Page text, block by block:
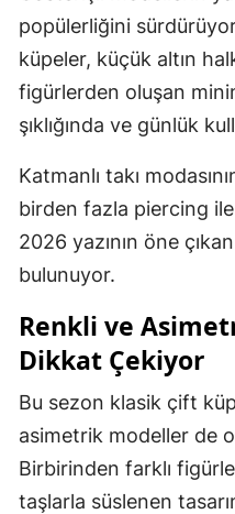
popülerliğini
küpeler, küçük altın
figürlerden oluşan
şıklığında ve günlük
Katmanlı takı
birden fazla piercing ile
2026 yazının öne
bulunuyor.
Renkli ve
Dikkat Çekiyor
Bu sezon klasik çift
asimetrik modeller de
Birbirinden farklı
taşlarla süslenen